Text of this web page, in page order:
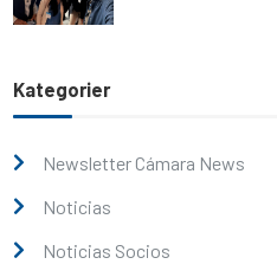
Kategorier
Newsletter Cámara News
Noticias
Noticias Socios